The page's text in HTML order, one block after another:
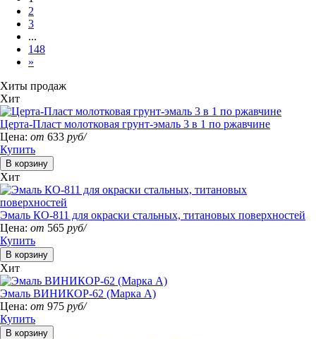
2
3
...
148
»
Хиты продаж
Хит
Церта-Пласт молотковая грунт-эмаль 3 в 1 по ржавчине
Цена: от 633 руб/
Купить
Хит
Эмаль КО-811 для окраски стальных, титановых поверхностей
Цена: от 565 руб/
Купить
Хит
Эмаль ВИНИКОР-62 (Марка А)
Цена: от 975 руб/
Купить